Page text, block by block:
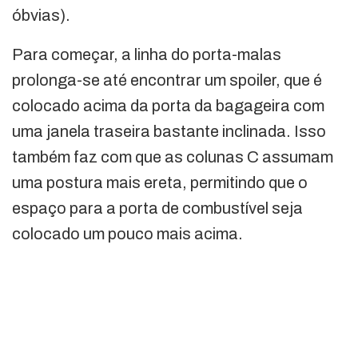
óbvias).
Para começar, a linha do porta-malas
prolonga-se até encontrar um spoiler, que é
colocado acima da porta da bagageira com
uma janela traseira bastante inclinada. Isso
também faz com que as colunas C assumam
uma postura mais ereta, permitindo que o
espaço para a porta de combustível seja
colocado um pouco mais acima.